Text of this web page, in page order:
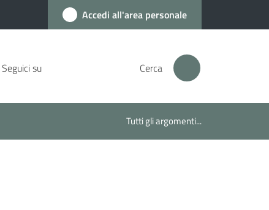
Accedi all'area personale
Seguici su Cerca
Tutti gli argomenti...